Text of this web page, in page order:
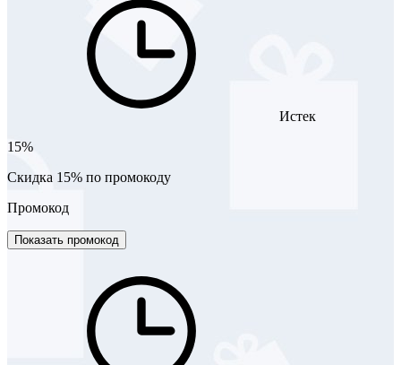
Истек
15%
Скидка 15% по промокоду
Промокод
Показать промокод